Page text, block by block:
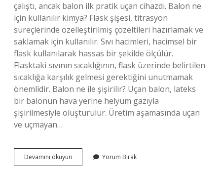
çalıştı, ancak balon ilk pratik uçan cihazdı. Balon ne
için kullanılır kimya? Flask şişesi, titrasyon
süreçlerinde özelleştirilmiş çözeltileri hazırlamak ve
saklamak için kullanılır. Sıvı hacimleri, hacimsel bir
flask kullanılarak hassas bir şekilde ölçülür.
Flasktaki sıvının sıcaklığının, flask üzerinde belirtilen
sıcaklığa karşılık gelmesi gerektiğini unutmamak
önemlidir. Balon ne ile şişirilir? Uçan balon, lateks
bir balonun hava yerine helyum gazıyla
şişirilmesiyle oluşturulur. Üretim aşamasında uçan
ve uçmayan…
Devamını okuyun
Nerelerde
Yorum Bırak